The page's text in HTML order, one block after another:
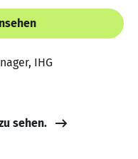
IHG
sehen.